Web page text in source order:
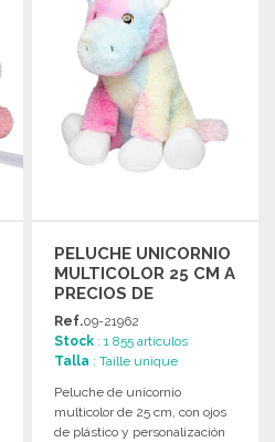
PELUCHE UNICORNIO
MULTICOLOR 25 CM A
PRECIOS DE
MAYORISTA
Ref.09-21962
Stock : 1 855 artículos
Talla : Taille unique
Peluche de unicornio
multicolor de 25 cm, con ojos
de plástico y personalización